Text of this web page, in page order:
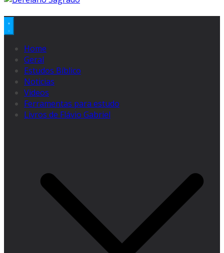
Home
Geral
Estudos Bíblico
Noticias
Videos
Ferramentas para estudo
Livros de Flávio Gabriel